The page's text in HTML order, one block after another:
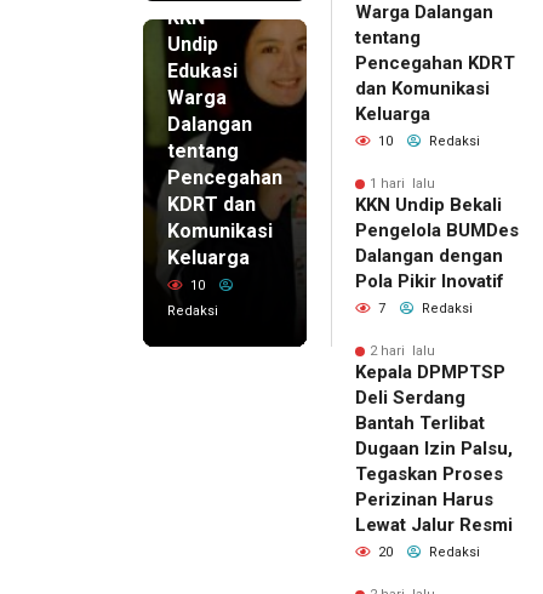
KKN
Undip
Edukasi
Warga
Dalangan
tentang
Pencegahan
KDRT dan
Komunikasi
Keluarga
10
Redaksi
Warga Dalangan
tentang
Pencegahan KDRT
dan Komunikasi
Keluarga
10 Redaksi
1 hari lalu
KKN Undip Bekali
Pengelola BUMDes
Dalangan dengan
Pola Pikir Inovatif
7 Redaksi
2 hari lalu
Kepala DPMPTSP
Deli Serdang
Bantah Terlibat
Dugaan Izin Palsu,
Tegaskan Proses
Perizinan Harus
Lewat Jalur Resmi
20 Redaksi